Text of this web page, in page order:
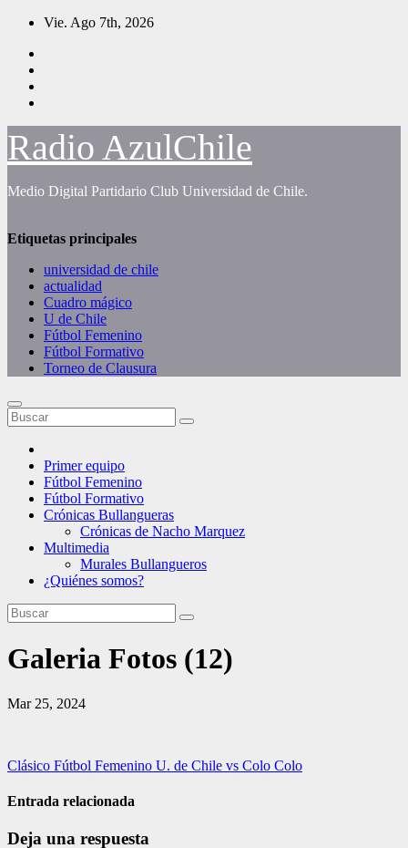
Saltar
contenido
Vie. Ago 7th, 2026
Radio AzulChile
Medio Digital Partidario Club Universidad de Chile.
Etiquetas principales
universidad de chile
actualidad
Cuadro mágico
U de Chile
Fútbol Femenino
Fútbol Formativo
Torneo de Clausura
Primer equipo
Fútbol Femenino
Fútbol Formativo
Crónicas Bullangueras
Crónicas de Nacho Marquez
Multimedia
Murales Bullangueros
¿Quiénes somos?
Galeria Fotos (12)
Mar 25, 2024
Navegación
de
Clásico Fútbol Femenino U. de Chile vs Colo Colo
Entrada relacionada
Deja una respuesta